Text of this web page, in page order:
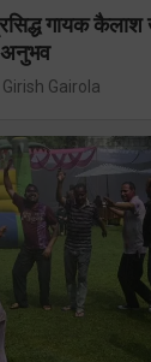
गायक
अनुभव
Girish Gairola